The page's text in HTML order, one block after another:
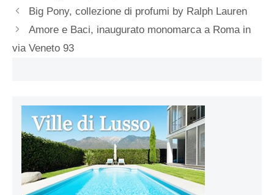
Big Pony, collezione di profumi by Ralph Lauren
Amore e Baci, inaugurato monomarca a Roma in
via Veneto 93